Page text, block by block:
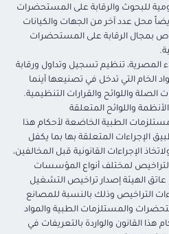
للبحوث والرقابة على المستحضرات
محل عدد آخر من الجهات والكيانات
بمجال الرقابة على المستحضرات
المصرية، تنظيم تسجيل وتداول ورقابة
الخام التي تدخل في تصنيعها أينما
الصلة واللوائح والقرارات التنظيمية.
واللوائح المتعلقة
الطبية الخاضعة لأحكام هذا
الإجراءات المتعلقة بها بما يكفل
الإجراءات القانونية قبل المخالفين،
التراخيص لمختلف أنواع المؤسسات
عاتق الهيئة إصدار تراخيص التشغيل
التراخيص وذلك بالنسبة للمصانع
والمستلزمات الطبية والمواد
هذا القانون والواردة بالتعريفات في